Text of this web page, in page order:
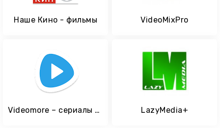
Наше Кино - фильмы VideoMixPro
Videomore – сериалы и фильмы LazyMedia+